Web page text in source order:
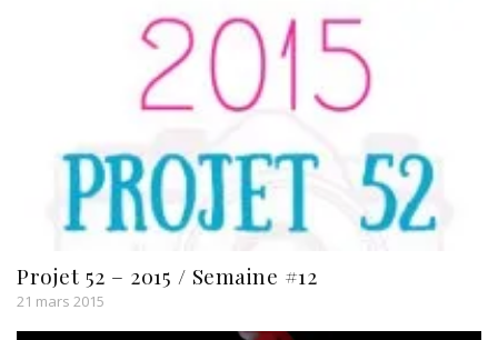
Projet 52 – 2015 / Semaine #12
21 mars 2015